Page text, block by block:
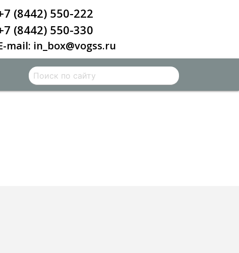
(8442) 550-222
(8442) 550-330
mail: in_box@vogss.ru